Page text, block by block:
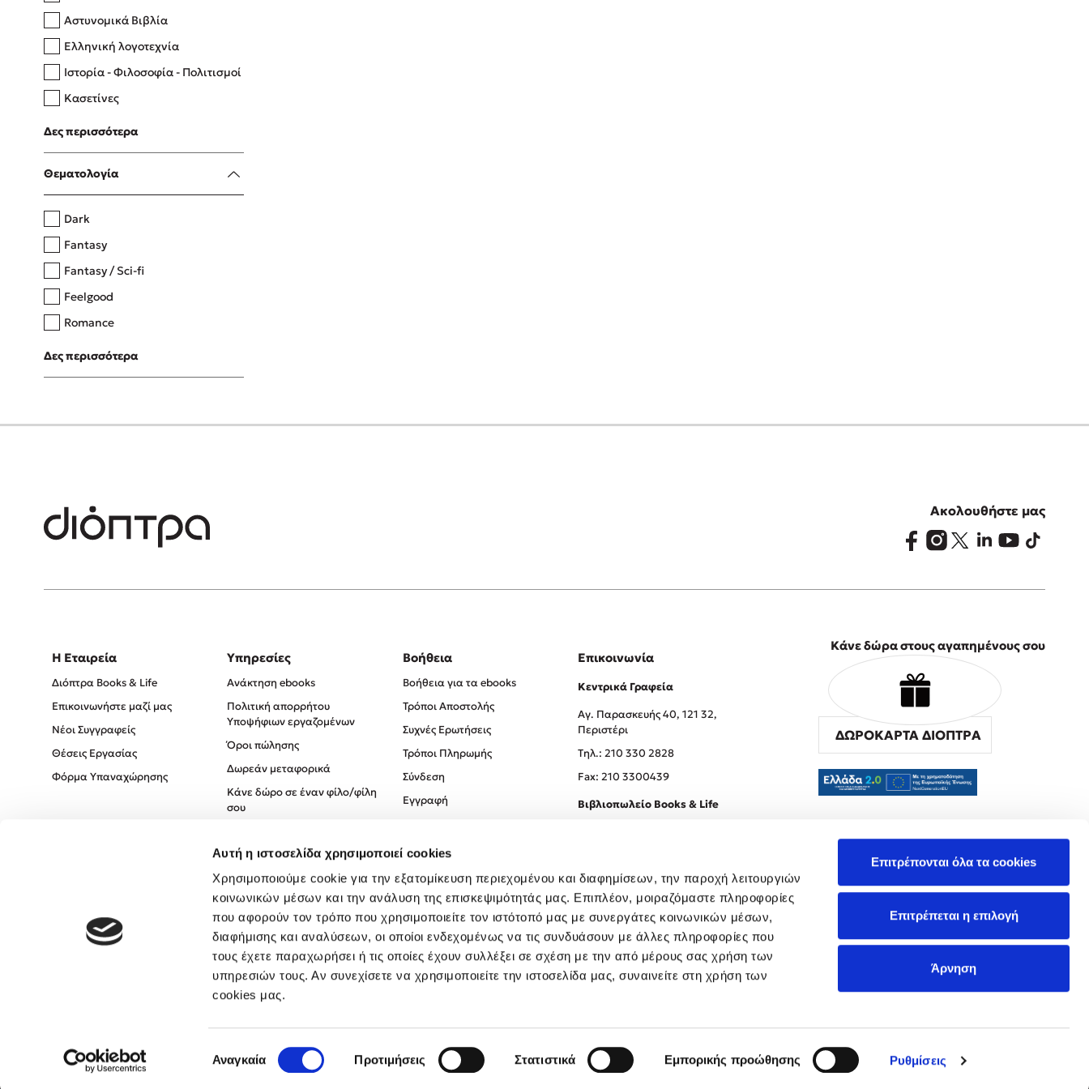
Αυτή η ιστοσελίδα χρησιμοποιεί cookies
Χρησιμοποιούμε cookie για την εξατομίκευση περιεχομένου και διαφημίσεων, την παροχή λειτουργιών
κοινωνικών μέσων και την ανάλυση της επισκεψιμότητάς μας. Επιπλέον, μοιραζόμαστε πληροφορίες
που αφορούν τον τρόπο που χρησιμοποιείτε τον ιστότοπό μας με συνεργάτες κοινωνικών μέσων,
διαφήμισης και αναλύσεων, οι οποίοι ενδεχομένως να τις συνδυάσουν με άλλες πληροφορίες που
τους έχετε παραχωρήσει ή τις οποίες έχουν συλλέξει σε σχέση με την από μέρους σας χρήση των
υπηρεσιών τους. Αν συνεχίσετε να χρησιμοποιείτε την ιστοσελίδα μας, συναινείτε στη χρήση των
cookies μας.
συγκατάθεσης
Αναγκαία Προτιμήσεις Στατιστικά Εμπορικής προώθησης Ρυθμίσεις
Επιτρέπονται όλα τα cookies
Επιτρέπεται η επιλογή
Άρνηση
Δανάη Δεληγεώργη
Πάνω, κάτω, μπροστά, πίσω
Η μέθοδος Αφήστε τους
Αστυνομικά Βιβλία
Ελληνική λογοτεχνία
Ιστορία - Φιλοσοφία - Πολιτισμοί
Κασετίνες
Λευκώματα - Έγχρωμοι οδηγοί
Μαγειρική
Δες περισσότερα
Θεματολογία
Dark
Fantasy
Fantasy / Sci-fi
Feelgood
Romance
Upmarket
Young Adult
Δες περισσότερα
Ακολουθήστε μας
Η Εταιρεία
Διόπτρα Books & Life
Επικοινωνήστε μαζί μας
Νέοι Συγγραφείς
Θέσεις Εργασίας
Φόρμα Υπαναχώρησης
Υπηρεσίες
Ανάκτηση ebooks
Πολιτική απορρήτου
Υποψήφιων εργαζομένων
Όροι πώλησης
Δωρεάν μεταφορικά
Κάνε δώρο σε έναν φίλο/φίλη
σου
Πολιτική Απορρήτου
Όροι χρήσης
Βοήθεια
Βοήθεια για τα ebooks
Τρόποι Αποστολής
Συχνές Ερωτήσεις
Τρόποι Πληρωμής
Σύνδεση
Εγγραφή
Επικοινωνία
Κεντρικά Γραφεία
Αγ. Παρασκευής 40, 121 32,
Περιστέρι
Tηλ.: 210 330 2828
Fax: 210 3300439
Βιβλιοπωλείο Books & Life
Κάνε δώρα στους αγαπημένους σου
ΔΩΡΟΚΑΡΤΑ ΔΙΟΠΤΡΑ
Created by Powered by